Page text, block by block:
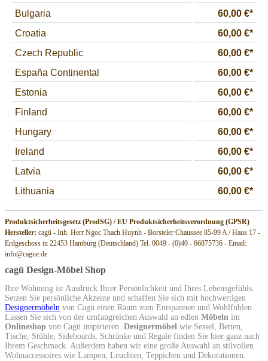
Produktsicherheitsgesetz (ProdSG) / EU Produktsicherheitsverordnung (GPSR)
Hersteller: cagü - Inh. Herr Ngoc Thach Huynh - Borsteler Chaussee 85-99 A / Haus 17 -
Erdgeschoss in 22453 Hamburg (Deutschland) Tel. 0049 - (0)40 - 66875736 - Email:
info@cague.de
cagü Design-Möbel Shop
Ihre Wohnung ist Ausdruck Ihrer Persönlichkeit und Ihres Lebensgefühls.
Setzen Sie persönliche Akzente und schaffen Sie sich mit hochwertigen
Designermöbeln von Cagü einen Raum zum Entspannen und Wohlfühlen.
Lassen Sie sich von der umfangreichen Auswahl an edlen Möbeln im
Onlineshop von Cagü inspirieren. Designermöbel wie Sessel, Betten,
Tische, Stühle, Sideboards, Schränke und Regale finden Sie hier ganz nach
Ihrem Geschmack. Außerdem haben wir eine große Auswahl an stilvollen
Wohnaccessoires wie Lampen, Leuchten, Teppichen und Dekorationen.